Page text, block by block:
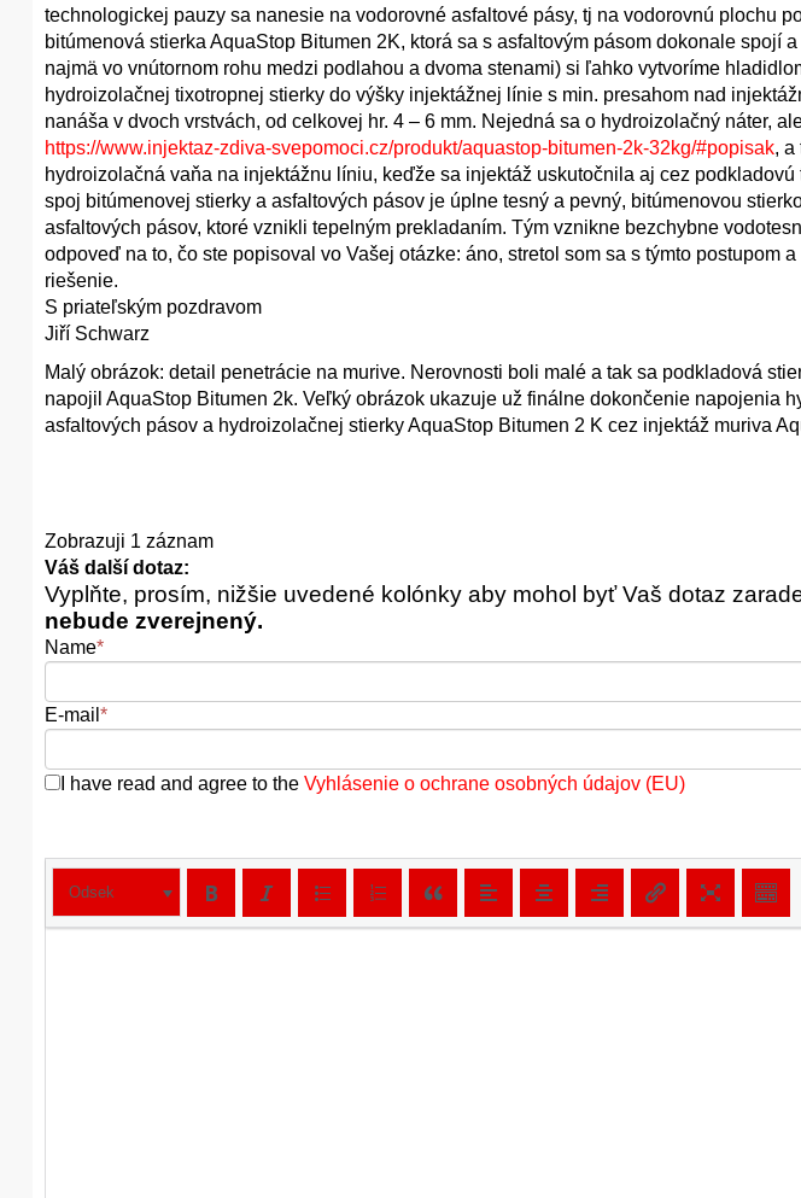
technologickej pauzy sa nanesie na vodorovné asfaltové pásy, tj na vodorovnú plochu
bitúmenová stierka AquaStop Bitumen 2K, ktorá sa s asfaltovým pásom dokonale spojí
najmä vo vnútornom rohu medzi podlahou a dvoma stenami) si ľahko vytvoríme
hydroizolačnej tixotropnej stierky do výšky injektážnej línie s min. presahom nad
nanáša v dvoch vrstvách, od celkovej hr. 4 – 6 mm. Nejedná sa o hydroizolačný náter,
https://www.injektaz-zdiva-svepomoci.cz/produkt/aquastop-bitumen-2k-32kg/#popisak, a
hydroizolačná vaňa na injektážnu líniu, keďže sa injektáž uskutočnila aj cez
spoj bitúmenovej stierky a asfaltových pásov je úplne tesný a pevný, bitúmenovou
asfaltových pásov, ktoré vznikli tepelným prekladaním. Tým vznikne bezchybne
odpoveď na to, čo ste popisoval vo Vašej otázke: áno, stretol som sa s týmto postupom
riešenie.
S priateľským pozdravom
Jiří Schwarz
Malý obrázok: detail penetrácie na murive. Nerovnosti boli malé a tak sa podkladová
napojil AquaStop Bitumen 2k. Veľký obrázok ukazuje už finálne dokončenie napojenia
asfaltových pásov a hydroizolačnej stierky AquaStop Bitumen 2 K cez injektáž muriva
Zobrazuji 1 záznam
Váš další dotaz:
Vyplňte, prosím, nižšie uvedené kolónky aby mohol byť Vaš dotaz
nebude zverejnený.
Name*
E-mail *
I have read and agree to the Vyhlásenie o ochrane osobných údajov (EU)
Odsek